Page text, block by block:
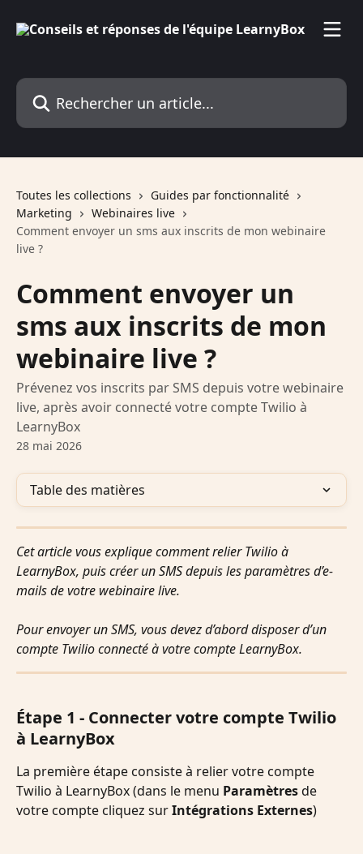
Rechercher un article...
Toutes les collections
Guides par fonctionnalité
Marketing
Webinaires live
Comment envoyer un sms aux inscrits de mon webinaire
live ?
Comment envoyer un
sms aux inscrits de mon
webinaire live ?
Prévenez vos inscrits par SMS depuis votre webinaire
live, après avoir connecté votre compte Twilio à
LearnyBox
28 mai 2026
Table des matières
Cet article vous explique comment relier Twilio à
LearnyBox, puis créer un SMS depuis les paramètres d’e-
mails de votre webinaire live.
Pour envoyer un SMS, vous devez d’abord disposer d’un
compte Twilio connecté à votre compte LearnyBox.
Étape 1 - Connecter votre compte Twilio
à LearnyBox
La première étape consiste à relier votre compte
Twilio à LearnyBox (dans le menu Paramètres de
votre compte cliquez sur Intégrations Externes)